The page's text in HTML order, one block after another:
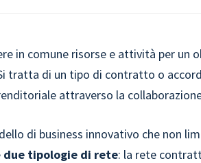
in comune risorse e attività per un
tratta di un tipo di contratto o
attraverso la
di business innovativo che non
due tipologie di rete: la rete